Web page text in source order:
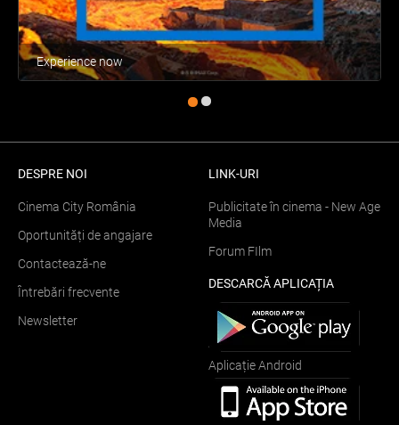
Experience now
DESPRE NOI
Cinema City România
Oportunități de angajare
Contactează-ne
Întrebări frecvente
Newsletter
LINK-URI
Publicitate în cinema - New Age
Media
Forum FIlm
DESCARCĂ APLICAȚIA
Aplicație Android